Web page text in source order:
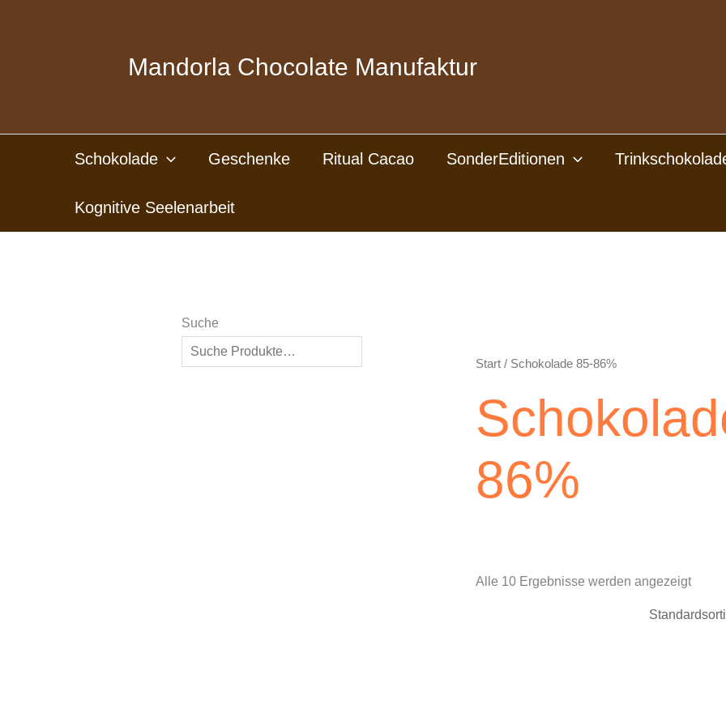
Mandorla Chocolate Manufaktur
Schokolade Geschenke Ritual Cacao SonderEditionen
Kognitive Seelenarbeit
Suche
Start/ Schokolade 85-86%
86%
Alle 10 Ergebnisse werden angezeigt